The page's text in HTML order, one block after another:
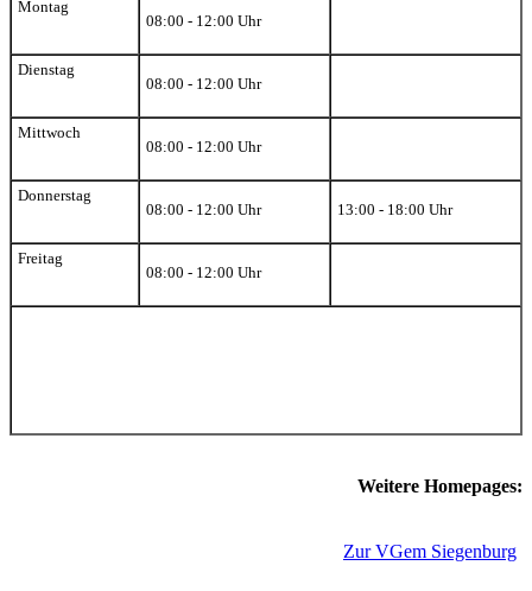
Montag
08:00 - 12:00 Uhr
Dienstag
08:00 - 12:00 Uhr
Mittwoch
08:00 - 12:00 Uhr
Donnerstag
08:00 - 12:00 Uhr
13:00 - 18:00 Uhr
Freitag
08:00 - 12:00 Uhr
Weitere Homepages:
Zur VGem Siegenburg